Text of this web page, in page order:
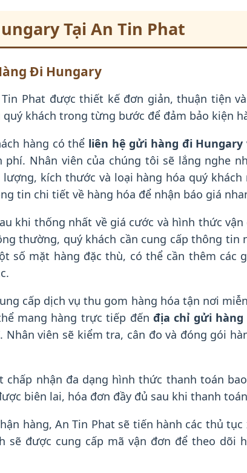
Tại An Tin Phat
Đi Hungary
Phat được thiết kế đơn giản, thuận tiện
khách trong từng bước để đảm bảo kiện
hàng có thể liên hệ gửi hàng đi Hungary
Nhân viên của chúng tôi sẽ lắng nghe
kích thước và loại hàng hóa quý
tin chi tiết về hàng hóa để nhận báo giá
khi thống nhất về giá cước và hình thức
thường, quý khách cần cung cấp thông
số mặt hàng đặc thù, có thể cần thêm các
cấp dịch vụ thu gom hàng hóa tận nơi
mang hàng trực tiếp đến địa chỉ gửi hàng
. Nhân viên sẽ kiểm tra, cân đo và đóng gói
chấp nhận đa dạng hình thức thanh toán
biên lai, hóa đơn đầy đủ sau khi thanh
hàng, An Tin Phat sẽ tiến hành các thủ
sẽ được cung cấp mã vận đơn để theo